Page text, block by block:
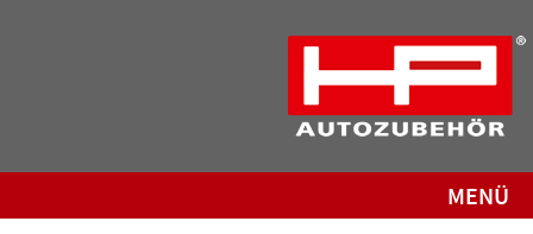
MENÜ